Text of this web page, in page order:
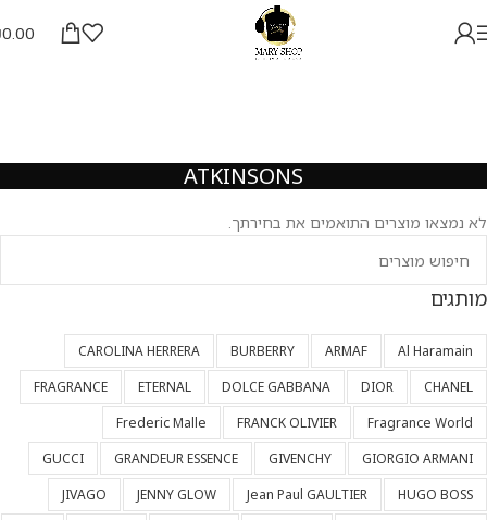
0.00
ATKINSONS
לא נמצאו מוצרים התואמים את בחירתך.
מותגים
Al Haramain
ARMAF
BURBERRY
CAROLINA HERRERA
CHANEL
DIOR
DOLCE GABBANA
ETERNAL
FRAGRANCE
Fragrance World
FRANCK OLIVIER
Frederic Malle
GIORGIO ARMANI
GIVENCHY
GRANDEUR ESSENCE
GUCCI
HUGO BOSS
Jean Paul GAULTIER
JENNY GLOW
JIVAGO